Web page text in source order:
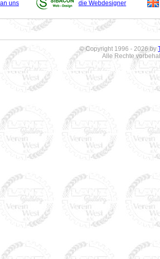
uns die Webdesigner
© Copyright 1996 - 2026 by
Alle Rechte